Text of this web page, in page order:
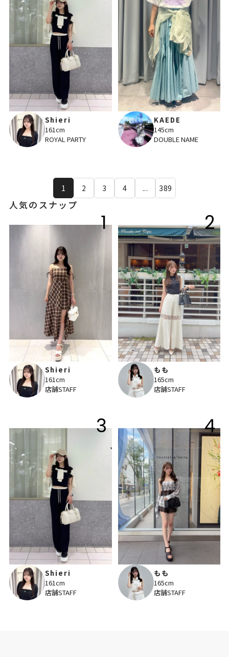
Shieri
161cm
ROYAL PARTY
KAEDE
145cm
DOUBLE NAME
1 2 3 4 ... 389
人気のスナップ
1
Shieri
161cm
店舗STAFF
2
もも
165cm
店舗STAFF
3
Shieri
161cm
店舗STAFF
4
もも
165cm
店舗STAFF